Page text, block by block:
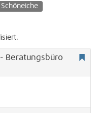
Beratungsbüro